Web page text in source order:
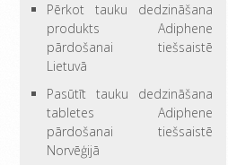
Pērkot tauku dedzināšana
produkts Adiphene
pārdošanai tiešsaistē
Lietuvā
Pasūtīt tauku dedzināšana
tabletes Adiphene
pārdošanai tiešsaistē
Norvēģijā